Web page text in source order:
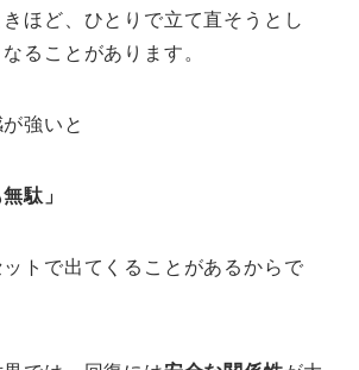
ほど、ひとりで立て直そうとし
ることがあります。
強いと
駄」
トで出てくることがあるからで